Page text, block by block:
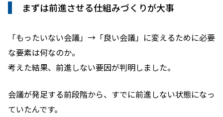
まずは前進させる仕組みづくりが大事
「もったいない会議」→「良い会議」に変えるために必要
な要素は何なのか。
考えた結果、前進しない要因が判明しました。
会議が発足する前段階から、すでに前進しない状態になっ
ていたんです。